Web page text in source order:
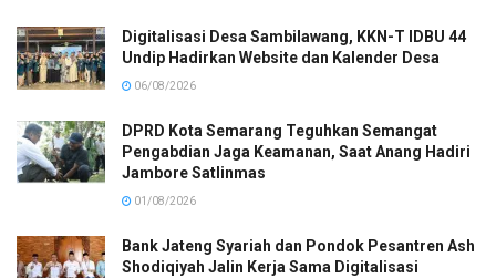
Digitalisasi Desa Sambilawang, KKN-T IDBU 44
Undip Hadirkan Website dan Kalender Desa
06/08/2026
DPRD Kota Semarang Teguhkan Semangat
Pengabdian Jaga Keamanan, Saat Anang Hadiri
Jambore Satlinmas
01/08/2026
Bank Jateng Syariah dan Pondok Pesantren Ash
Shodiqiyah Jalin Kerja Sama Digitalisasi